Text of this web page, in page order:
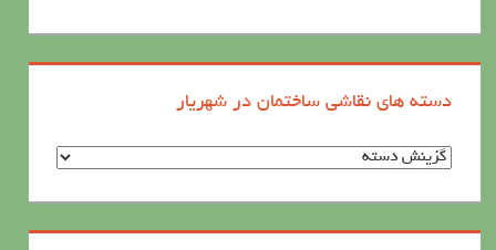
دسته های نقاشی ساختمان در شهریار
د